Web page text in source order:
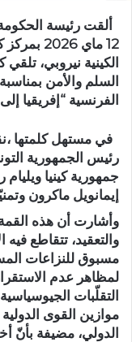
ألقت رئيسة الحكومة
12 ماي
الكينية نيروبي،
السلم والأمن
الفرنسية “إفريقيا
في مستهل كلمتها
رئيس الجمهورية
جمهورية كينيا
إيمانويل ماكرون
وأشارت أن هذه
والتعقيد، تتقاطع
مسبوق للنزاعات
لمظاهر عدم
التقلّبات
موازين القوى
الدولي، مضيفة بأنّ